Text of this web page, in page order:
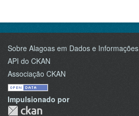
Sobre Alagoas em Dados e Informações
API do CKAN
Associação CKAN
Impulsionado por